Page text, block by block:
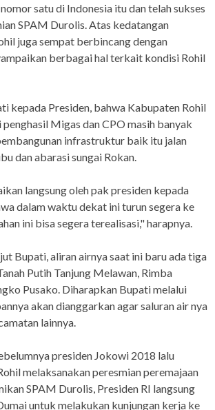
satu di Indonesia itu dan telah sukses
SPAM Durolis. Atas kedatangan
juga sempat berbincang dengan
berbagai hal terkait kondisi Rohil
kepada Presiden, bahwa Kabupaten Rohil
Migas dan CPO masih banyak
infrastruktur baik itu jalan
dan abarasi sungai Rokan.
langsung oleh pak presiden kepada
dalam waktu dekat ini turun segera ke
ini bisa segera terealisasi," harapnya.
Bupati, aliran airnya saat ini baru ada tiga
Putih Tanjung Melawan, Rimba
Pusako. Diharapkan Bupati melalui
akan dianggarkan agar saluran air nya
lainnya.
presiden Jokowi 2018 lalu
melaksanakan peresmian peremajaan
SPAM Durolis, Presiden RI langsung
untuk melakukan kunjungan kerja ke